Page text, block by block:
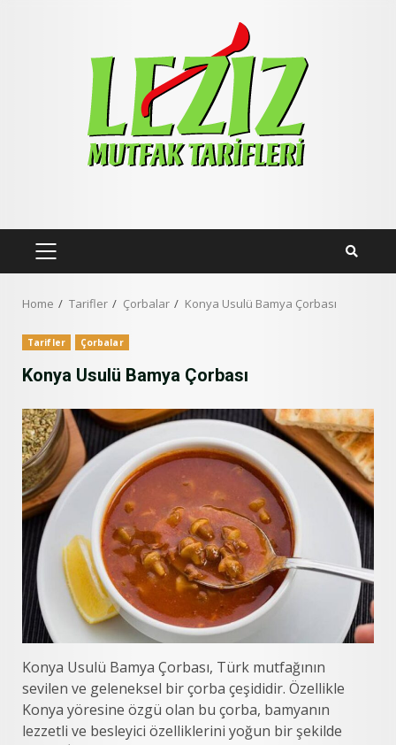
PRIMARY
Home Tarifler Çorbalar Konya Usulü Bamya Çorbası
Tarifler Çorbalar
Konya Usulü Bamya Çorbası
Konya Usulü Bamya Çorbası, Türk mutfağının
sevilen ve geleneksel bir çorba çeşididir. Özellikle
Konya yöresine özgü olan bu çorba, bamyanın
lezzetli ve besleyici özelliklerini yoğun bir şekilde